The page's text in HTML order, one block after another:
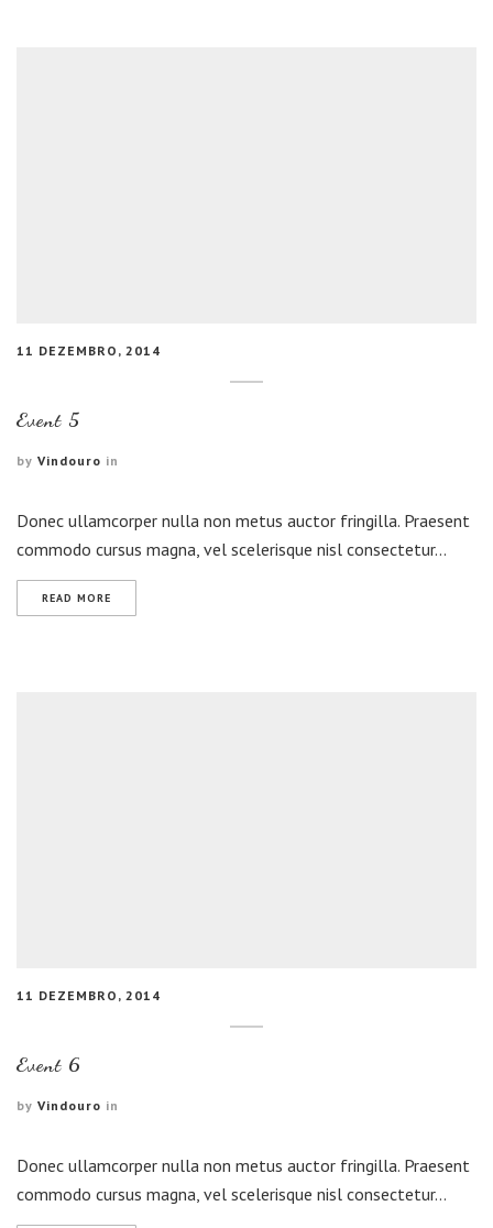
11 DEZEMBRO, 2014
Event 5
by Vindouro in
Donec ullamcorper nulla non metus auctor fringilla. Praesent
commodo cursus magna, vel scelerisque nisl consectetur…
READ MORE
11 DEZEMBRO, 2014
Event 6
by Vindouro in
Donec ullamcorper nulla non metus auctor fringilla. Praesent
commodo cursus magna, vel scelerisque nisl consectetur…